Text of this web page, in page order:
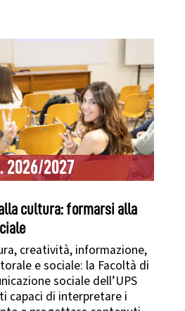
2026/2027
cultura: formarsi alla
creatività, informazione,
e sociale: la Facoltà di
sociale dell’UPS
capaci di interpretare i